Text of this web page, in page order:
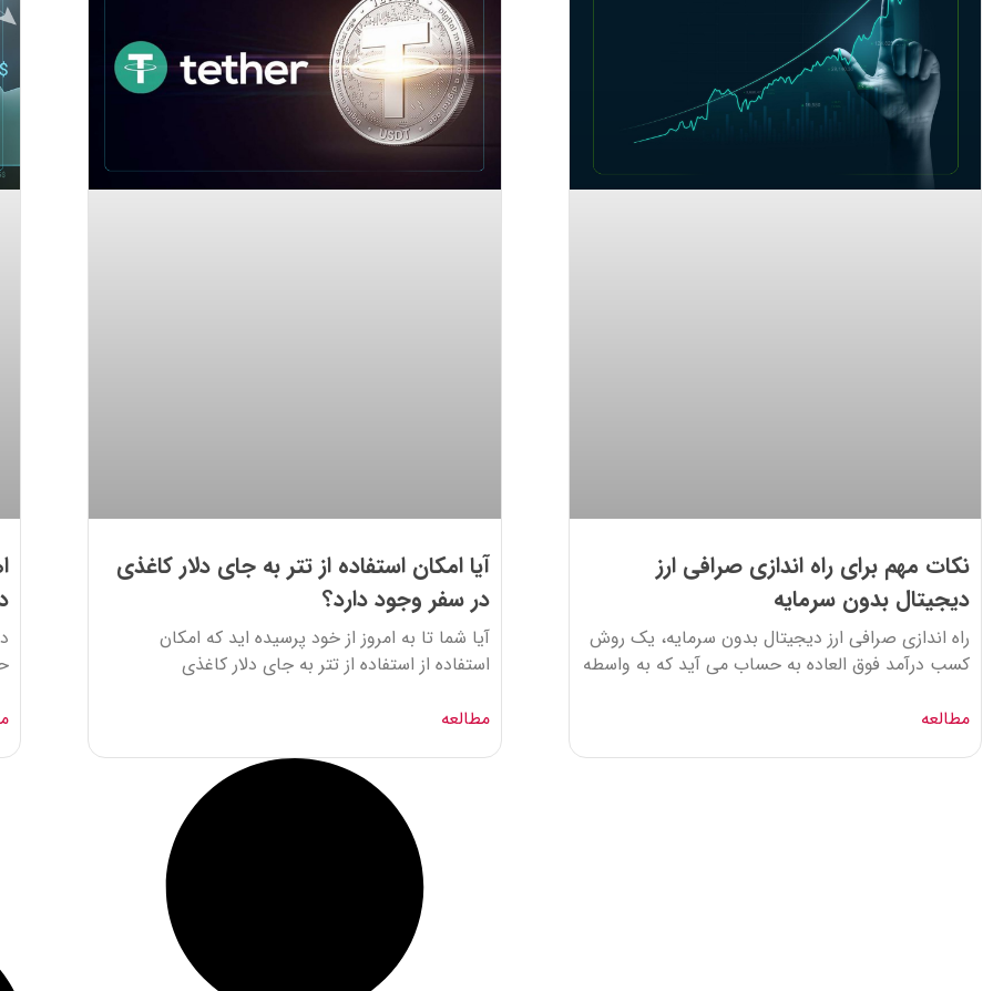
نکات مهم برای راه اندازی صرافی ارز
دیجیتال بدون سرمایه
راه اندازی صرافی ارز دیجیتال بدون سرمایه، یک روش
کسب درآمد فوق العاده به حساب می آید که به واسطه
مطالعه
آیا امکان استفاده از تتر به جای دلار کاغذی
در سفر وجود دارد؟
آیا شما تا به امروز از خود پرسیده اید که امکان
استفاده از استفاده از تتر به جای دلار کاغذی
مطالعه